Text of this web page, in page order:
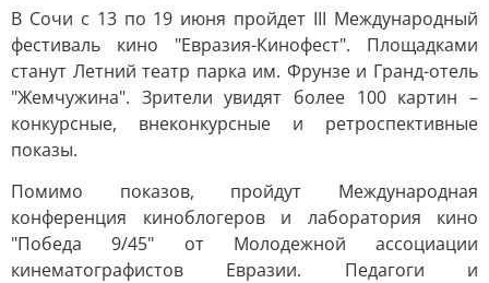
В Сочи с 13 по 19 июня пройдет III Международный
фестиваль кино "Евразия-Кинофест". Площадками
станут Летний театр парка им. Фрунзе и Гранд-отель
"Жемчужина". Зрители увидят более 100 картин –
конкурсные, внеконкурсные и ретроспективные
показы.
Помимо показов, пройдут Международная
конференция киноблогеров и лаборатория кино
"Победа 9/45" от Молодежной ассоциации
кинематографистов Евразии. Педагоги и